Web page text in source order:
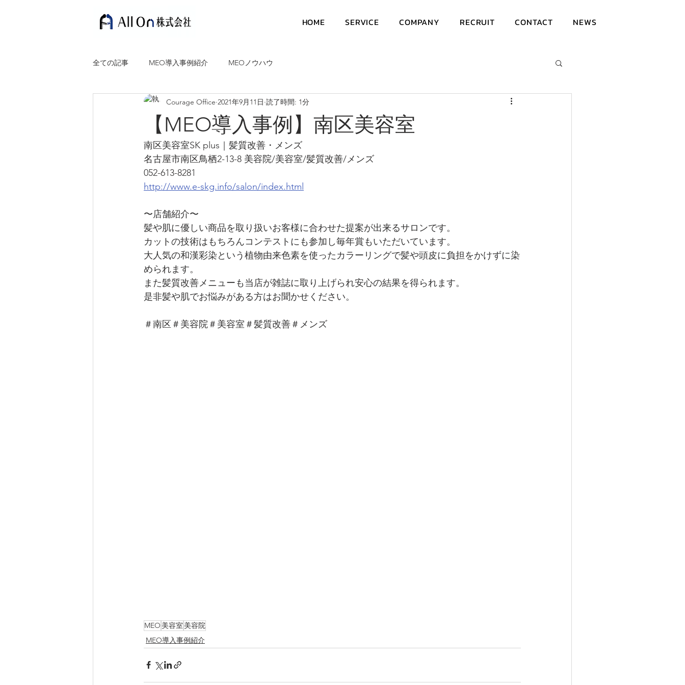
HOME SERVICE COMPANY RECRUIT CONTACT NEWS
全ての記事 MEO導入事例紹介 MEOノウハウ
【MEO導入事例】南区美容室
Courage Office 2021年9月11日 読了時間: 1分
南区美容室SK plus｜髪質改善・メンズ
名古屋市南区鳥栖2-13-8 美容院/美容室/髪質改善/メンズ
052-613-8281
http://www.e-skg.info/salon/index.html
〜店舗紹介〜
髪や肌に優しい商品を取り扱いお客様に合わせた提案が出来るサロンです。
カットの技術はもちろんコンテストにも参加し毎年賞もいただいています。
大人気の和漢彩染という植物由来色素を使ったカラーリングで髪や頭皮に負担をかけずに染
められます。
また髪質改善メニューも当店が雑誌に取り上げられ安心の結果を得られます。
是非髪や肌でお悩みがある方はお聞かせください。
＃南区＃美容院＃美容室＃髪質改善＃メンズ
MEO 美容室 美容院
MEO導入事例紹介